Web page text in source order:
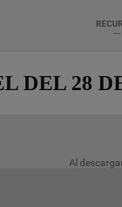
DEL 28
Al